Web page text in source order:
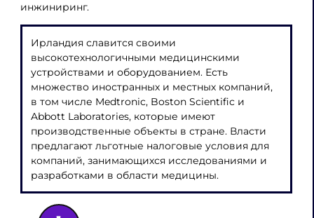
инжиниринг.
Ирландия славится своими
высокотехнологичными медицинскими
устройствами и оборудованием. Есть
множество иностранных и местных компаний,
в том числе Medtronic, Boston Scientific и
Abbott Laboratories, которые имеют
производственные объекты в стране. Власти
предлагают льготные налоговые условия для
компаний, занимающихся исследованиями и
разработками в области медицины.